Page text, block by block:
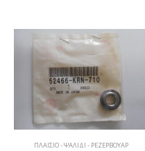
ΠΛΑΊΣΙΟ - ΨΑΛΊΔΙ - ΡΕΖΕΡΒΟΥΆΡ